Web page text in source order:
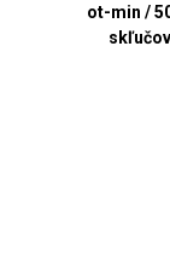
ot-min /